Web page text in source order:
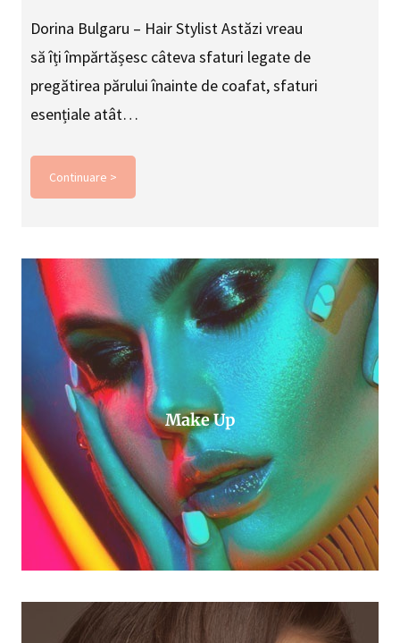
Dorina Bulgaru – Hair Stylist Astăzi vreau
să îți împărtășesc câteva sfaturi legate de
pregătirea părului înainte de coafat, sfaturi
esențiale atât…
Continuare >
Make Up